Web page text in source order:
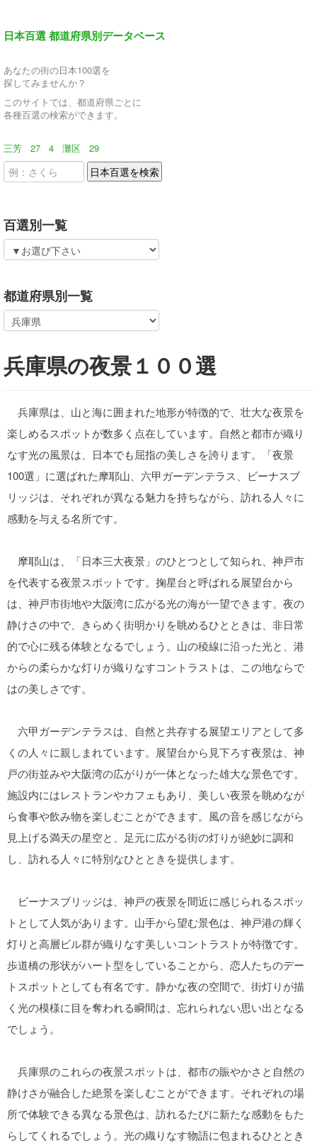
日本百選 都道府県別データベース
あなたの街の日本100選を
探してみませんか？
このサイトでは、都道府県ごとに
各種百選の検索ができます。
三芳 27 4 灘区 29
百選別一覧
都道府県別一覧
兵庫県の夜景１００選
兵庫県は、山と海に囲まれた地形が特徴的で、壮大な夜景を
楽しめるスポットが数多く点在しています。自然と都市が織り
なす光の風景は、日本でも屈指の美しさを誇ります。「夜景
100選」に選ばれた摩耶山、六甲ガーデンテラス、ビーナスブ
リッジは、それぞれが異なる魅力を持ちながら、訪れる人々に
感動を与える名所です。
摩耶山は、「日本三大夜景」のひとつとして知られ、神戸市
を代表する夜景スポットです。掬星台と呼ばれる展望台から
は、神戸市街地や大阪湾に広がる光の海が一望できます。夜の
静けさの中で、きらめく街明かりを眺めるひとときは、非日常
的で心に残る体験となるでしょう。山の稜線に沿った光と、港
からの柔らかな灯りが織りなすコントラストは、この地ならで
はの美しさです。
六甲ガーデンテラスは、自然と共存する展望エリアとして多
くの人々に親しまれています。展望台から見下ろす夜景は、神
戸の街並みや大阪湾の広がりが一体となった雄大な景色です。
施設内にはレストランやカフェもあり、美しい夜景を眺めなが
ら食事や飲み物を楽しむことができます。風の音を感じながら
見上げる満天の星空と、足元に広がる街の灯りが絶妙に調和
し、訪れる人々に特別なひとときを提供します。
ビーナスブリッジは、神戸の夜景を間近に感じられるスポッ
トとして人気があります。山手から望む景色は、神戸港の輝く
灯りと高層ビル群が織りなす美しいコントラストが特徴です。
歩道橋の形状がハート型をしていることから、恋人たちのデー
トスポットとしても有名です。静かな夜の空間で、街灯りが描
く光の模様に目を奪われる瞬間は、忘れられない思い出となる
でしょう。
兵庫県のこれらの夜景スポットは、都市の賑やかさと自然の
静けさが融合した絶景を楽しむことができます。それぞれの場
所で体験できる異なる景色は、訪れるたびに新たな感動をもた
らしてくれるでしょう。光の織りなす物語に包まれるひととき